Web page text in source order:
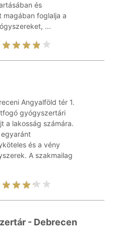
és
magában foglalja a
...
Angyalföld tér 1.
gyógyszertári
a lakosság számára.
és a vény
A szakmailag
- Debrecen